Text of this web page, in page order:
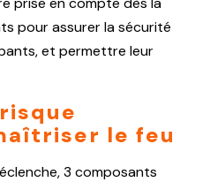
pour assurer la sécurité
et permettre leur
le feu
3 composants